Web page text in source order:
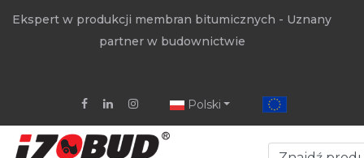
Ekspert w produkcji membran bitumicznych - Uznany
partner w budownictwie
Polski